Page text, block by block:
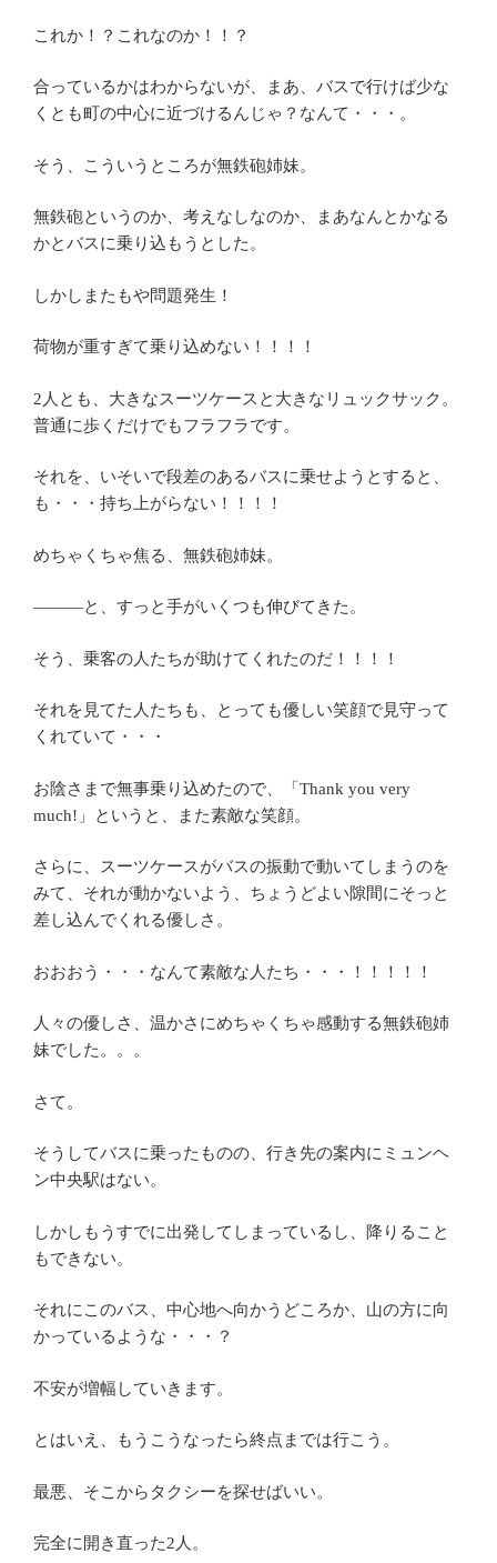
これか！？これなのか！！？
合っているかはわからないが、まあ、バスで行けば少な
くとも町の中心に近づけるんじゃ？なんて・・・。
そう、こういうところが無鉄砲姉妹。
無鉄砲というのか、考えなしなのか、まあなんとかなる
かとバスに乗り込もうとした。
しかしまたもや問題発生！
荷物が重すぎて乗り込めない！！！！
2人とも、大きなスーツケースと大きなリュックサック。
普通に歩くだけでもフラフラです。
それを、いそいで段差のあるバスに乗せようとすると、
も・・・持ち上がらない！！！！
めちゃくちゃ焦る、無鉄砲姉妹。
―――と、すっと手がいくつも伸びてきた。
そう、乗客の人たちが助けてくれたのだ！！！！
それを見てた人たちも、とっても優しい笑顔で見守って
くれていて・・・
お陰さまで無事乗り込めたので、「Thank you very
much!」というと、また素敵な笑顔。
さらに、スーツケースがバスの振動で動いてしまうのを
みて、それが動かないよう、ちょうどよい隙間にそっと
差し込んでくれる優しさ。
おおおう・・・なんて素敵な人たち・・・！！！！！
人々の優しさ、温かさにめちゃくちゃ感動する無鉄砲姉
妹でした。。。
さて。
そうしてバスに乗ったものの、行き先の案内にミュンヘ
ン中央駅はない。
しかしもうすでに出発してしまっているし、降りること
もできない。
それにこのバス、中心地へ向かうどころか、山の方に向
かっているような・・・？
不安が増幅していきます。
とはいえ、もうこうなったら終点までは行こう。
最悪、そこからタクシーを探せばいい。
完全に開き直った2人。